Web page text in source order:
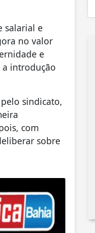
salarial e
no valor
e
introdução
sindicato,
com
sobre